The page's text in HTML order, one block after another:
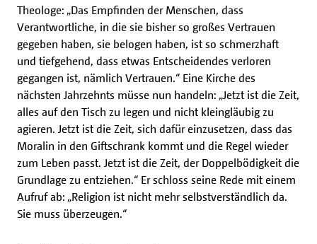
Theologe: „Das Empfinden der Menschen, dass
Verantwortliche, in die sie bisher so großes Vertrauen
gegeben haben, sie belogen haben, ist so schmerzhaft
und tiefgehend, dass etwas Entscheidendes verloren
gegangen ist, nämlich Vertrauen.“ Eine Kirche des
nächsten Jahrzehnts müsse nun handeln: „Jetzt ist die Zeit,
alles auf den Tisch zu legen und nicht kleingläubig zu
agieren. Jetzt ist die Zeit, sich dafür einzusetzen, dass das
Moralin in den Giftschrank kommt und die Regel wieder
zum Leben passt. Jetzt ist die Zeit, der Doppelbödigkeit die
Grundlage zu entziehen.“ Er schloss seine Rede mit einem
Aufruf ab: „Religion ist nicht mehr selbstverständlich da.
Sie muss überzeugen.“